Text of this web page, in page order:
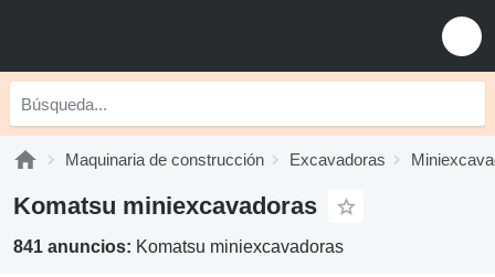
Maquinaria de construcción Excavadoras
Komatsu miniexcavadoras
841 anuncios: Komatsu miniexcavadoras